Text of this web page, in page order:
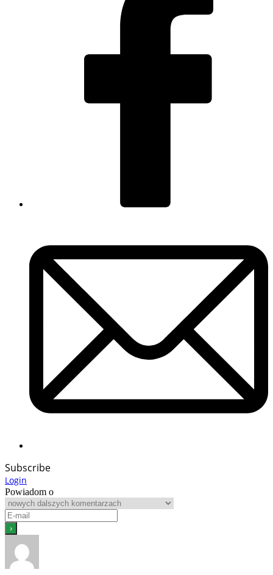
Subscribe
Login
Powiadom o